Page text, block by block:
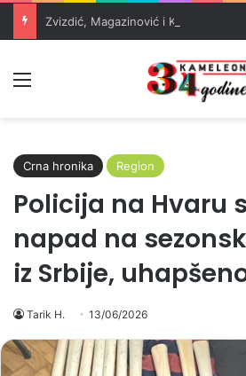
Crna hronika Region
Policija na Hvaru
napad na
iz Srbije,
Tarik H. 13/06/2026